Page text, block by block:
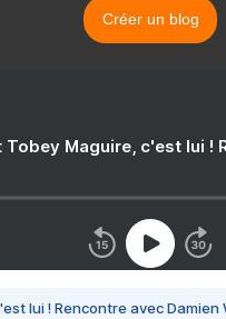
Créer un blog
Maguire, c'est lui !
lui ! Rencontre avec Damien